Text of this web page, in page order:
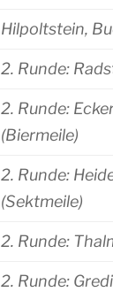
Hilpoltstein,
2. Runde:
2. Runde:
(Biermeile)
2. Runde:
(Sektmeile)
2. Runde:
2. Runde: